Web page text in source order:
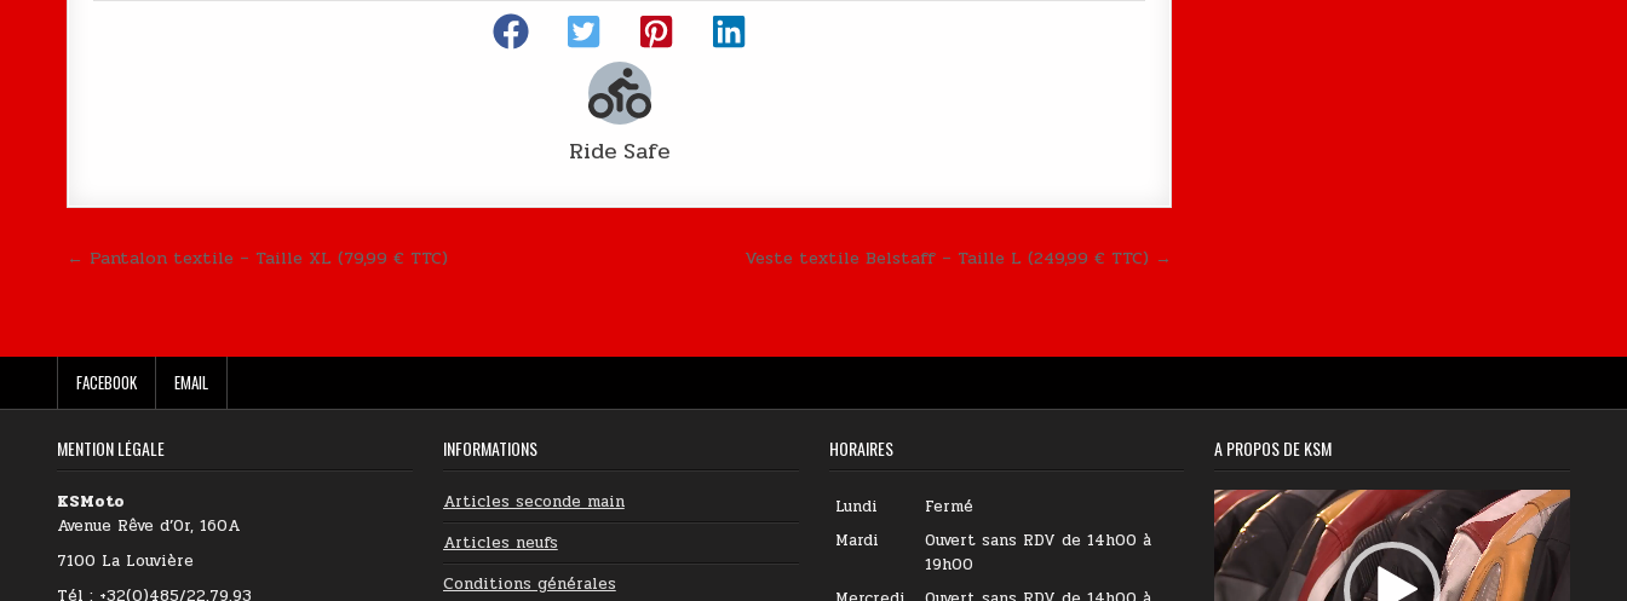
Ride Safe
Navigation de l’article Veste textile Belstaff – Taille L (249,99 € TTC) →
← Pantalon textile – Taille XL (79,99 € TTC)
FACEBOOK EMAIL
MENTION LÉGALE
KSMoto
Avenue Rêve d’Or, 160A
7100 La Louvière
INFORMATIONS
Articles seconde main
Articles neufs
Conditions générales
HORAIRES
Lundi
Fermé
Mardi
Ouvert sans RDV de 14h00 à
19h00
A PROPOS DE KSM
Lecteur
vidéo